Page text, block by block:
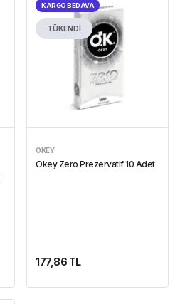
KARGO BEDAVA
TÜKENDİ
OKEY
Okey Zero Prezervatif 10 Adet
177,86 TL